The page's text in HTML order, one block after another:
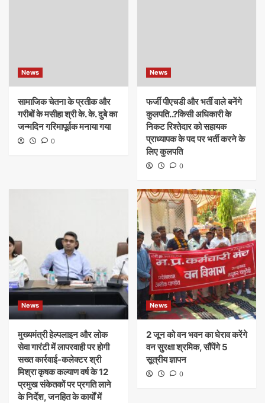
News
सामाजिक चेतना के प्रतीक और
गरीबों के मसीहा श्री के. के. दुबे का
जन्मदिन गरिमापूर्वक मनाया गया
0
News
फर्जी पीएचडी और भर्ती वाले बनेंगे
कुलपति..?किसी अधिकारी के
निकट रिश्तेदार को सहायक
प्राध्यापक के पद पर भर्ती करने के
लिए कुलपति
0
News
मुख्यमंत्री हेल्पलाइन और लोक
सेवा गारंटी में लापरवाही पर होगी
सख्त कार्रवाई-कलेक्टर श्री
मिश्रा कृषक कल्याण वर्ष के 12
प्रमुख संकेतकों पर प्रगति लाने
के निर्देश, जनहित के कार्यों में
News
​2 जून को वन भवन का घेराव करेंगे
वन सुरक्षा श्रमिक, सौंपेंगे 5
सूत्रीय ज्ञापन
0